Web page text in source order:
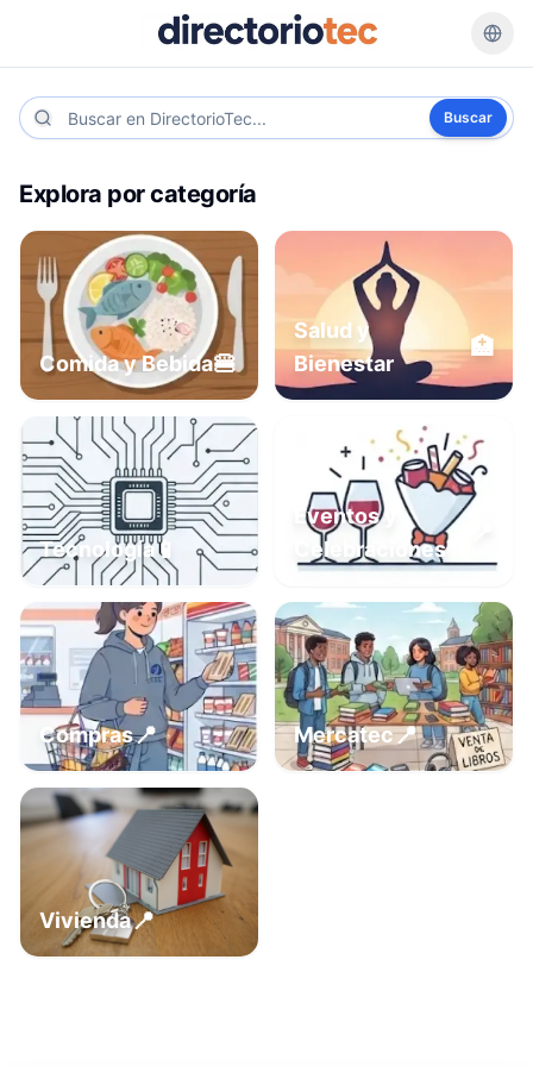
Buscar
Explora por categoría
Comida y Bebida🍔
Salud y
Bienestar
🏥
Tecnología📱
Eventos y
Celebraciones
Compras📍 Mercatec📍
Vivienda📍